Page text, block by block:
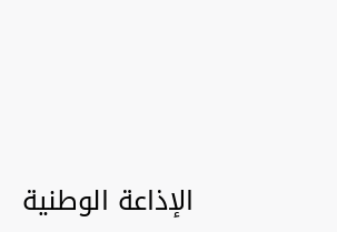
‏الإذاعة الوطنية